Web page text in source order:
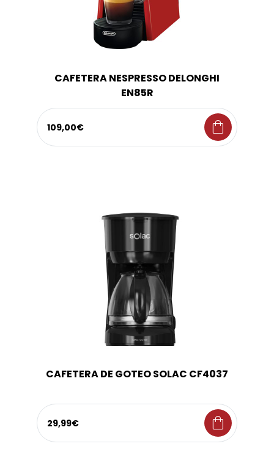
CAFETERA NESPRESSO DELONGHI
EN85R
109,00€ shopping_bag
CAFETERA DE GOTEO SOLAC CF4037
29,99€ shopping_bag